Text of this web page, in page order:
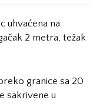
uhvaćena na
2 metra, težak
granice sa 20
sakrivene u